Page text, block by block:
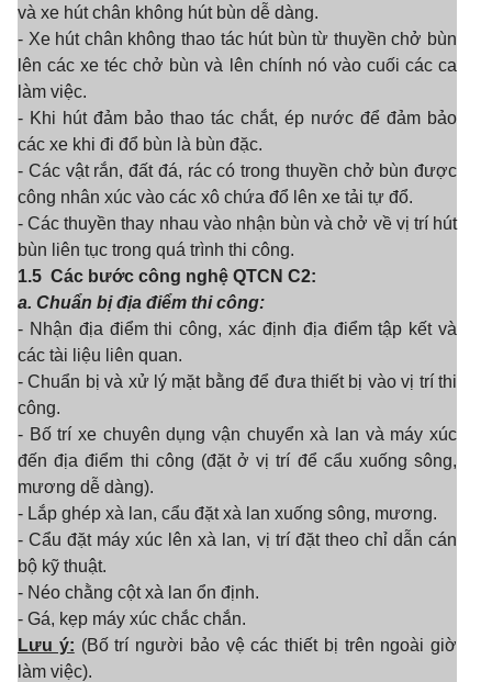
và xe hút chân không hút bùn dễ dàng.
- Xe hút chân không thao tác hút bùn từ thuyền chở bùn
lên các xe téc chở bùn và lên chính nó vào cuối các ca
làm việc.
- Khi hút đảm bảo thao tác chắt, ép nước để đảm bảo
các xe khi đi đổ bùn là bùn đặc.
- Các vật rắn, đất đá, rác có trong thuyền chở bùn được
công nhân xúc vào các xô chứa đổ lên xe tải tự đổ.
- Các thuyền thay nhau vào nhận bùn và chở về vị trí hút
bùn liên tục trong quá trình thi công.
1.5 Các bước công nghệ QTCN C2:
a. Chuẩn bị địa điểm thi công:
- Nhận địa điểm thi công, xác định địa điểm tập kết và
các tài liệu liên quan.
- Chuẩn bị và xử lý mặt bằng để đưa thiết bị vào vị trí thi
công.
- Bố trí xe chuyên dụng vận chuyển xà lan và máy xúc
đến địa điểm thi công (đặt ở vị trí để cẩu xuống sông,
mương dễ dàng).
- Lắp ghép xà lan, cẩu đặt xà lan xuống sông, mương.
- Cẩu đặt máy xúc lên xà lan, vị trí đặt theo chỉ dẫn cán
bộ kỹ thuật.
- Néo chằng cột xà lan ổn định.
- Gá, kẹp máy xúc chắc chắn.
Lưu ý: (Bố trí người bảo vệ các thiết bị trên ngoài giờ
làm việc).